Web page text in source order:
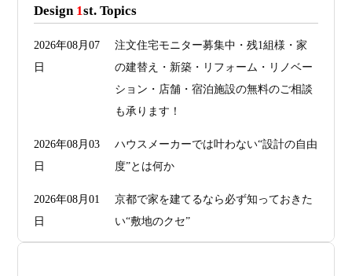
Design 1st. Topics
2026年08月07
日
注文住宅モニター募集中・残1組様・家
の建替え・新築・リフォーム・リノベー
ション・店舗・宿泊施設の無料のご相談
も承ります！
2026年08月03
日
ハウスメーカーでは叶わない“設計の自由
度”とは何か
2026年08月01
日
京都で家を建てるなら必ず知っておきた
い“敷地のクセ”